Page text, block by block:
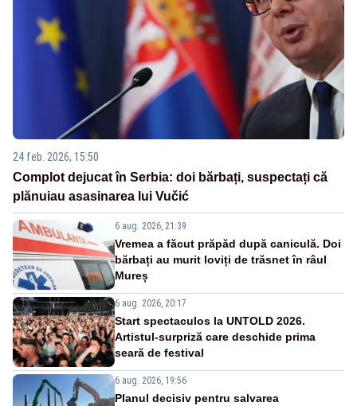
24 feb. 2026, 15:50
Complot dejucat în Serbia: doi bărbați, suspectați că
plănuiau asasinarea lui Vučić
6 aug. 2026, 21:39
Vremea a făcut prăpăd după caniculă. Doi
bărbați au murit loviți de trăsnet în râul
Mureș
6 aug. 2026, 20:17
Start spectaculos la UNTOLD 2026.
Artistul-surpriză care deschide prima
seară de festival
6 aug. 2026, 19:56
Planul decisiv pentru salvarea